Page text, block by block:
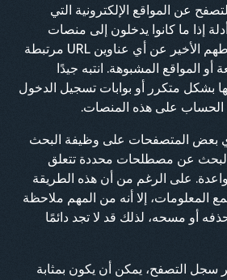
عن المواقع الإلكترونية التي
إذا ما كانوا يدخلون إلى منصات
المواعدة. ابحث في نشاطهم الأخير عن أي عناوين URL مرتبطة
أو المواقع المشبوهة. انتبه جيدًا
بشكل متكرر أو بوابات تسجيل الدخول
الحساب على هذه المنصات.
بعض المتصفحات على وظيفة البحث
عن مصطلحات محددة تتعلق
على الرغم من أن هذه الطريقة
إلا أنه من المهم ملاحظة
أو مسحه، لذلك قد لا تجد دائمًا
سجل التصفح، يمكن أن يكون بمثابة